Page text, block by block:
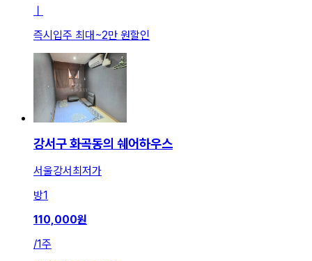
ㅣ
즉시입주 최대~2만 원할인
강서구 화곡동의 쉐어하우스
서울강서최저가
방1
110,000원
/1주